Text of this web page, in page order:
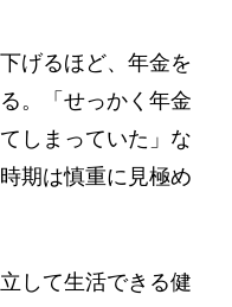
げるほど、年金を
。「せっかく年金
しまっていた」な
期は慎重に見極め
して生活できる健